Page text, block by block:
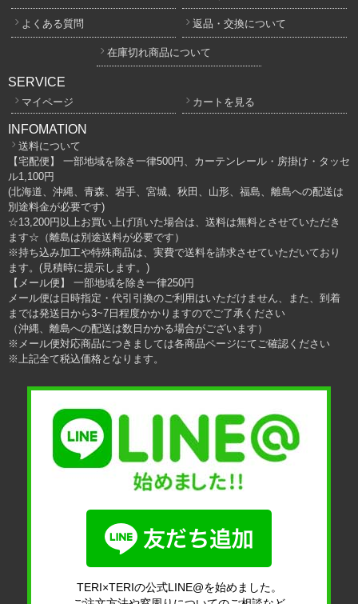
よくある質問 返品・交換について
在庫切れ商品について
SERVICE
マイページ カートを見る
INFOMATION
送料について
【宅配便】 一部地域を除き一律500円、カーテンレール・房掛け・タッセ
ル1,100円
(北海道、沖縄、青森、岩手、宮城、秋田、山形、福島、離島への配送は
別途料金が必要です)
☆13,200円以上お買い上げ頂いた場合は、送料は無料とさせていただき
ます☆（離島は別途送料が必要です）
※持ち込み加工や特殊商品は、実費で送料を請求させていただいており
ます。(見積時に提示します。)
【メール便】 一部地域を除き一律250円
メール便は日時指定・代引引換のご利用はいただけません、また、到着
までは発送日から3~7日程度かかりますのでご了承ください
（沖縄、離島への配送は数日かかる場合がございます）
※メール便対応商品につきましては各商品ページにてご確認ください
※上記全て税込価格となります。
TERI×TERIの公式LINE@を始めました。